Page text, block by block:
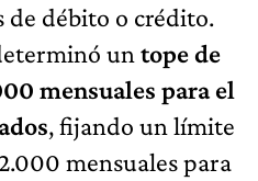
de débito o crédito.
un tope de
mensuales para el
, fijando un límite
mensuales para